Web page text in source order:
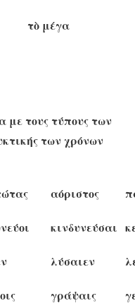
τὸ μέγα
τους τύπους των
των χρόνων
αόριστος
κινδυνεύσαι
λύσαιεν
γράψαις